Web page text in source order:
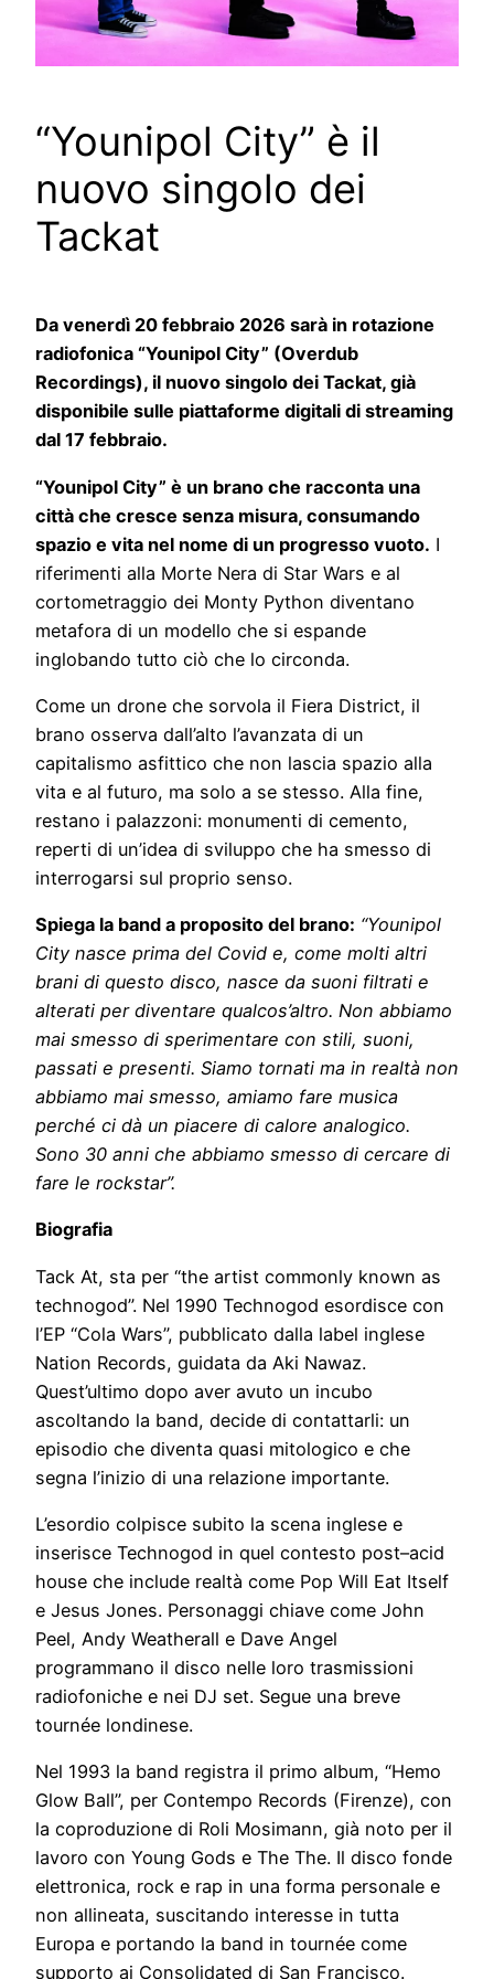
“Younipol City” è il
nuovo singolo dei
Tackat
Da venerdì 20 febbraio 2026 sarà in rotazione
radiofonica “Younipol City” (Overdub
Recordings), il nuovo singolo dei Tackat, già
disponibile sulle piattaforme digitali di streaming
dal 17 febbraio.
“Younipol City” è un brano che racconta una
città che cresce senza misura, consumando
spazio e vita nel nome di un progresso vuoto. I
riferimenti alla Morte Nera di Star Wars e al
cortometraggio dei Monty Python diventano
metafora di un modello che si espande
inglobando tutto ciò che lo circonda.
Come un drone che sorvola il Fiera District, il
brano osserva dall’alto l’avanzata di un
capitalismo asfittico che non lascia spazio alla
vita e al futuro, ma solo a se stesso. Alla fine,
restano i palazzoni: monumenti di cemento,
reperti di un’idea di sviluppo che ha smesso di
interrogarsi sul proprio senso.
Spiega la band a proposito del brano: “Younipol
City nasce prima del Covid e, come molti altri
brani di questo disco, nasce da suoni filtrati e
alterati per diventare qualcos’altro. Non abbiamo
mai smesso di sperimentare con stili, suoni,
passati e presenti. Siamo tornati ma in realtà non
abbiamo mai smesso, amiamo fare musica
perché ci dà un piacere di calore analogico.
Sono 30 anni che abbiamo smesso di cercare di
fare le rockstar”.
Biografia
Tack At, sta per “the artist commonly known as
technogod”. Nel 1990 Technogod esordisce con
l’EP “Cola Wars”, pubblicato dalla label inglese
Nation Records, guidata da Aki Nawaz.
Quest’ultimo dopo aver avuto un incubo
ascoltando la band, decide di contattarli: un
episodio che diventa quasi mitologico e che
segna l’inizio di una relazione importante.
L’esordio colpisce subito la scena inglese e
inserisce Technogod in quel contesto post–acid
house che include realtà come Pop Will Eat Itself
e Jesus Jones. Personaggi chiave come John
Peel, Andy Weatherall e Dave Angel
programmano il disco nelle loro trasmissioni
radiofoniche e nei DJ set. Segue una breve
tournée londinese.
Nel 1993 la band registra il primo album, “Hemo
Glow Ball”, per Contempo Records (Firenze), con
la coproduzione di Roli Mosimann, già noto per il
lavoro con Young Gods e The The. Il disco fonde
elettronica, rock e rap in una forma personale e
non allineata, suscitando interesse in tutta
Europa e portando la band in tournée come
supporto ai Consolidated di San Francisco.